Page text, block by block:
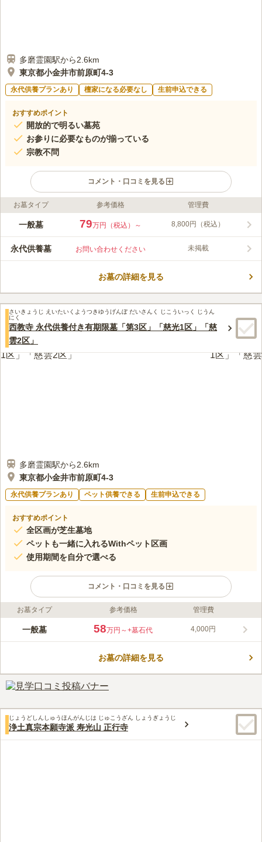
多磨霊園駅から2.6km
東京都小金井市前原町4-3
永代供養プランあり 檀家になる必要なし 生前申込できる
おすすめポイント
開放的で明るい墓苑
お参りに必要なものが揃っている
宗教不問
コメント・口コミを見る
ライフドット編集部のコメント
長明寺 小金井墓苑「翠区」は、閑静で洗練された庭園風の寺院
墓じまい不要の永代供養付きです。万一継承者が不在になった時
は一定の年数経過後に永代供養されるので、後継ぎにお悩みの方
のどちらか希望に合わせて選択できます。敷地内にある駐車場か
この霊園はまだ誰からも評価されていません。
お墓タイプ 参考価格 管理費
一般墓 79万円（税込）～ 8,800円（税込）
永代供養墓 お問い合わせください 未掲載
お墓の詳細を見る
さいきょうじ えいたいくようつきゆうげんぼ だいさんく じこういっく じうん
にく
西教寺 永代供養付き有期限墓「第3区」「慈光1区」「慈
雲2区」
多磨霊園駅から2.6km
東京都小金井市前原町4-3
永代供養プランあり ペット供養できる 生前申込できる
おすすめポイント
全区画が芝生墓地
ペットも一緒に入れるWithペット区画
使用期間を自分で選べる
コメント・口コミを見る
ライフドット編集部のコメント
西教寺 有期限墓地「第3区」は、東京都小金井市にある墓地で
霊園と隣接しており、自然豊かな立地です。駐車場も完備してい
売店があり、手ぶらで気軽にお参りに行くことができます。区画
はすべて芝生墓地で、愛する家族であるペットと一緒に眠ること
口コミ評価
お墓タイプ 参考価格 管理費
一般墓 58万円～+墓石代 4,000円
お墓の詳細を見る
じょうどしんしゅうほんがんじは じゅこうざん しょうぎょうじ
浄土真宗本願寺派 寿光山 正行寺